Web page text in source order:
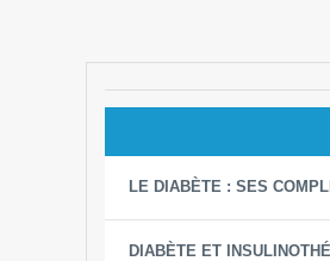
LE DIABÈTE : SES
DIABÈTE ET